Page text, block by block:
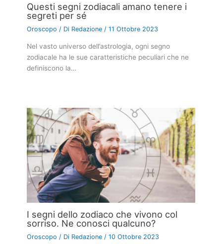
Questi segni zodiacali amano tenere i
segreti per sé
Oroscopo / Di Redazione /11 Ottobre 2023
Nel vasto universo dell’astrologia, ogni segno
zodiacale ha le sue caratteristiche peculiari che ne
definiscono la…
I segni dello zodiaco che vivono col
sorriso. Ne conosci qualcuno?
Oroscopo / Di Redazione/10 Ottobre 2023